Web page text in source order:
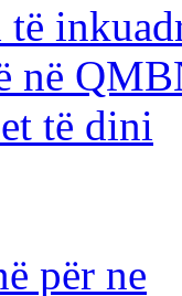
të
në
të dini
për ne